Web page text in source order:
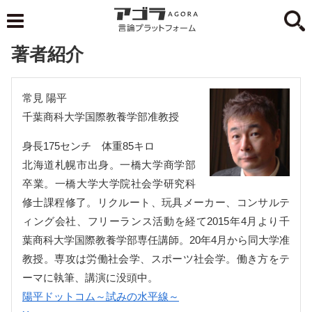
著者紹介
常見 陽平
千葉商科大学国際教養学部准教授
身長175センチ 体重85キロ
北海道札幌市出身。一橋大学商学部
卒業。一橋大学大学院社会学研究科
修士課程修了。リクルート、玩具メーカー、コンサルテ
ィング会社、フリーランス活動を経て2015年4月より千
葉商科大学国際教養学部専任講師。20年4月から同大学准
教授。専攻は労働社会学、スポーツ社会学。働き方をテ
ーマに執筆、講演に没頭中。
陽平ドットコム～試みの水平線～